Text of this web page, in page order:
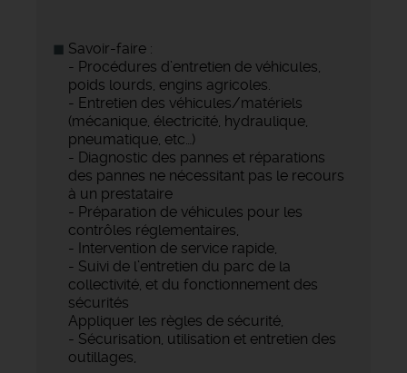
Savoir-faire :
- Procédures d’entretien de véhicules,
poids lourds, engins agricoles.
- Entretien des véhicules/matériels
(mécanique, électricité, hydraulique,
pneumatique, etc…)
- Diagnostic des pannes et réparations
des pannes ne nécessitant pas le recours
à un prestataire
- Préparation de véhicules pour les
contrôles réglementaires,
- Intervention de service rapide,
- Suivi de l’entretien du parc de la
collectivité, et du fonctionnement des
sécurités
Appliquer les règles de sécurité,
- Sécurisation, utilisation et entretien des
outillages,